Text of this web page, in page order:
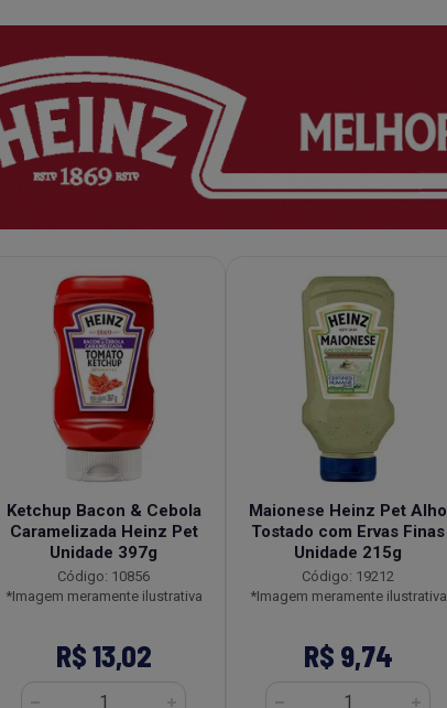
Ketchup Bacon & Cebola
Caramelizada Heinz Pet
Unidade 397g
Código: 10856
*Imagem meramente ilustrativa
R$ 13,02
Maionese Heinz Pet Alho
Tostado com Ervas Finas
Unidade 215g
Código: 19212
*Imagem meramente ilustrativa
R$ 9,74